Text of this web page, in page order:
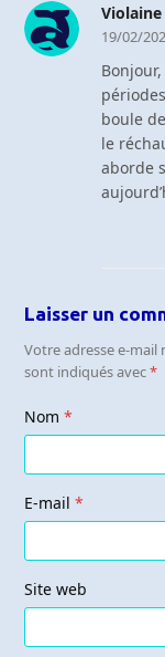
Violaine
19/02/
boule
le
aborde
Laisser un
Votre adresse e-mail
sont indiqués avec*
Nom*
E-mail*
Site web